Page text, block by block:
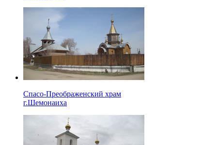
Спасо-Преображенский храм
г.Шемонаиха